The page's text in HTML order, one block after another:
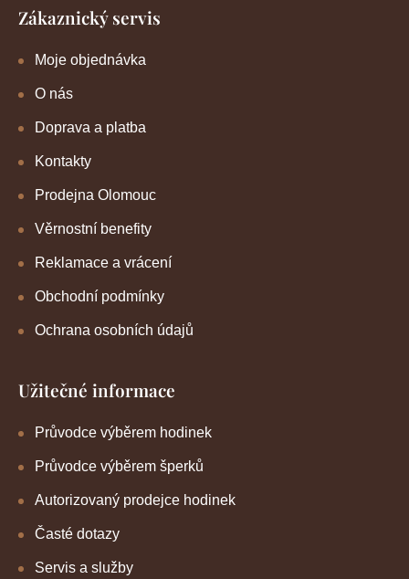
Zákaznický servis
Moje objednávka
O nás
Doprava a platba
Kontakty
Prodejna Olomouc
Věrnostní benefity
Reklamace a vrácení
Obchodní podmínky
Ochrana osobních údajů
Užitečné informace
Průvodce výběrem hodinek
Průvodce výběrem šperků
Autorizovaný prodejce hodinek
Časté dotazy
Servis a služby